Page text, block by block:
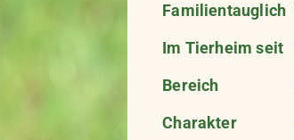
Familientauglich
Im Tierheim seit
Bereich
Charakter